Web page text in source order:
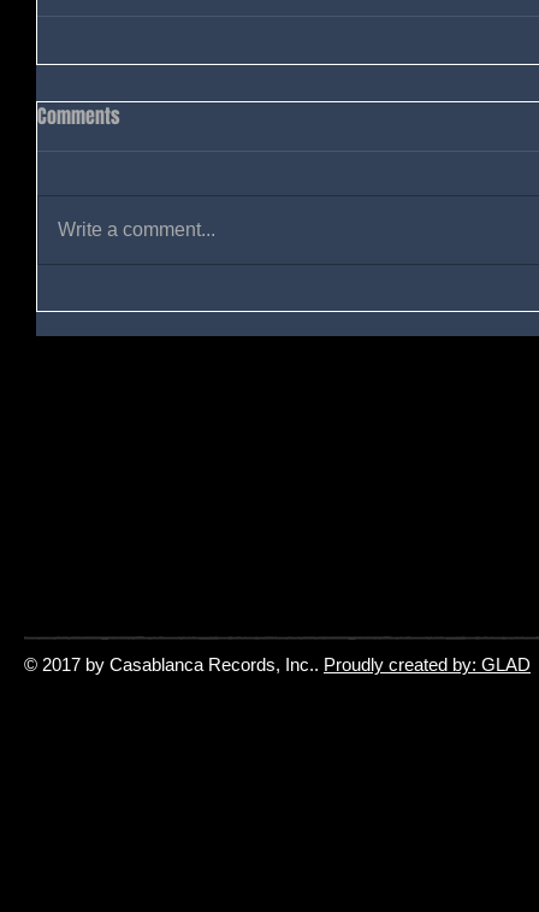
Comments
Write a comment...
© 2017 by Casablanca Records, Inc.. Proudly created by: GLAD